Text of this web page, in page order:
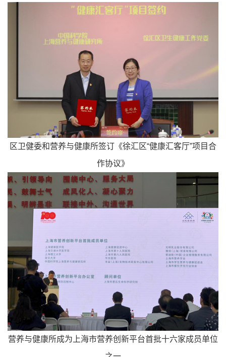
区卫健委和营养与健康所签订《徐汇区“健康汇客厅”项目合
作协议》
营养与健康所成为上海市营养创新平台首批十六家成员单位